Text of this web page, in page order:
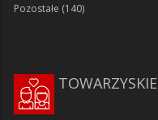
Pozostałe (140)
TOWARZYSKIE